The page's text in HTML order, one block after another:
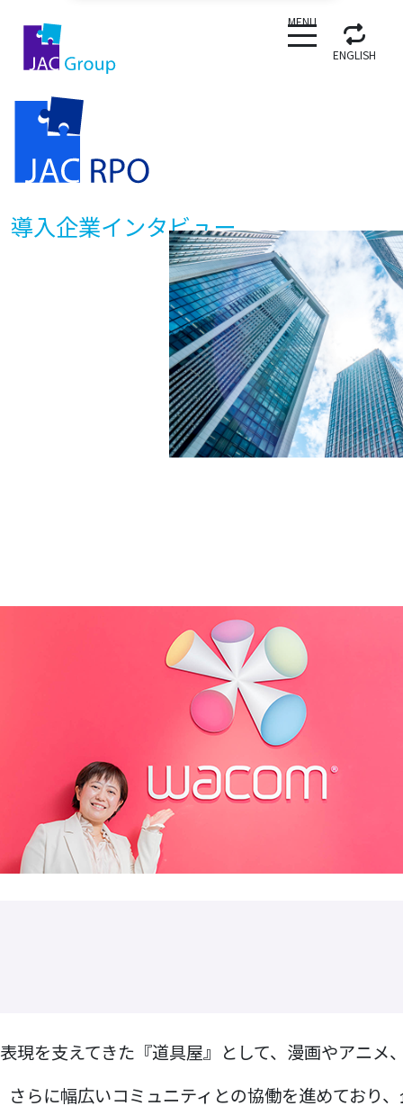
MENU
ENGLISH
導入企業インタビュー
支えてきた『道具屋』として、漫画やア
に幅広いコミュニティとの協働を進めており